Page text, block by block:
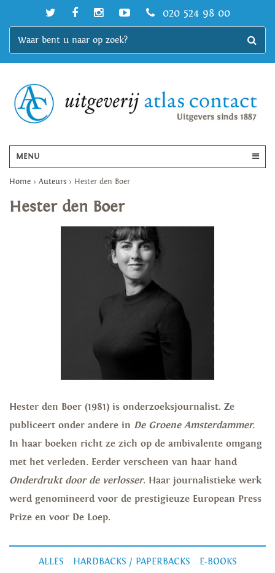
020 524 98 00
MENU
Home > Auteurs > Hester den Boer
Hester den Boer
Hester den Boer (1981) is onderzoeksjournalist. Ze
publiceert onder andere in De Groene Amsterdammer.
In haar boeken richt ze zich op de ambivalente omgang
met het verleden. Eerder verscheen van haar hand
Onderdrukt door de verlosser. Haar journalistieke werk
werd genomineerd voor de prestigieuze European Press
Prize en voor De Loep.
ALLES HARDBACKS / PAPERBACKS
E-BOOKS